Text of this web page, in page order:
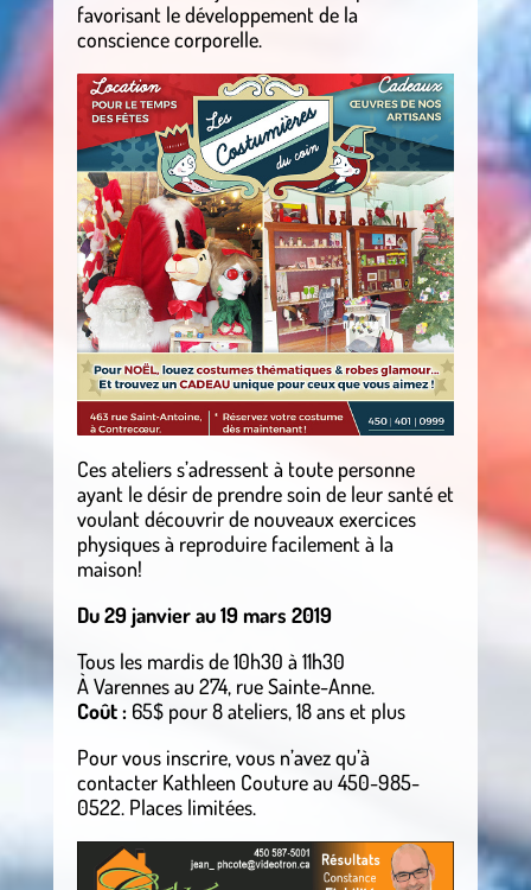
favorisant le développement de la
conscience corporelle.
Ces ateliers s’adressent à toute personne
ayant le désir de prendre soin de leur santé et
voulant découvrir de nouveaux exercices
physiques à reproduire facilement à la
maison!
Du 29 janvier au 19 mars 2019
Tous les mardis de 10h30 à 11h30
À Varennes au 274, rue Sainte-Anne.
Coût :65$ pour 8 ateliers, 18 ans et plus
Pour vous inscrire, vous n’avez qu’à
contacter Kathleen Couture au 450-985-
0522. Places limitées.